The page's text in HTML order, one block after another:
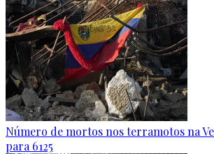
Número de mortos nos terramotos na
para 6125